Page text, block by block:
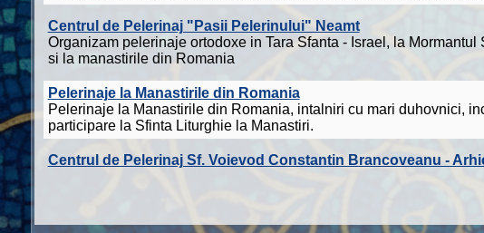
Centrul de Pelerinaj "Pasii Pelerinului" Neamt
Organizam pelerinaje ortodoxe in Tara Sfanta - Israel, la
si la manastirile din Romania
Pelerinaje la Manastirile din Romania
Pelerinaje la Manastirile din Romania, intalniri cu mari duhovnici,
participare la Sfinta Liturghie la Manastiri.
Centrul de Pelerinaj Sf. Voievod Constantin Brancoveanu -